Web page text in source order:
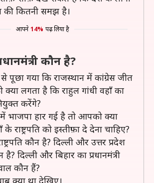
की कितनी समझ है।
आपने 14% पढ़ लिया है
कौन है?
से पूछा गया कि राजस्थान में कांग्रेस जीत
लगता है कि राहुल गांधी वहाँ का
करेंगे?
भाजपा हार गई है तो आपको क्या
राष्ट्रपति को इस्तीफ़ा दे देना चाहिए?
कौन है? दिल्ली और उत्तर प्रदेश
है? दिल्ली और बिहार का प्रधानमंत्री
कौन हैं?
क्या था देखिए।